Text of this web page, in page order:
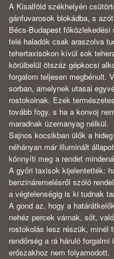
A Kisalföld székhelyén
gánfuvarosok blokádba, s
Bécs-Budapest
felé haladók csak araszolva
tehertaxisokon kívül sok
körülbelül ötszáz gépkocsi
forgalom teljesen megbénult.
sorban, amelynek utasai
rostokolnak. Ezek
tovább fogy, s ha a konvoj
maradnak üzemanyag nélkül.
Sajnos kocsikban ülők a
néhányan már illuminált
könnyíti meg a ren­det
A győri taxisok kijelentették:
benzinár­emelésről szóló
a végtelenségig is ki tudnak
A gond az, hogy a
nehéz percek várnak, sőt,
rostokolás lesz ré­szük, minél
rendőrség a rá háruló
erőszakhoz nem folyamodott.